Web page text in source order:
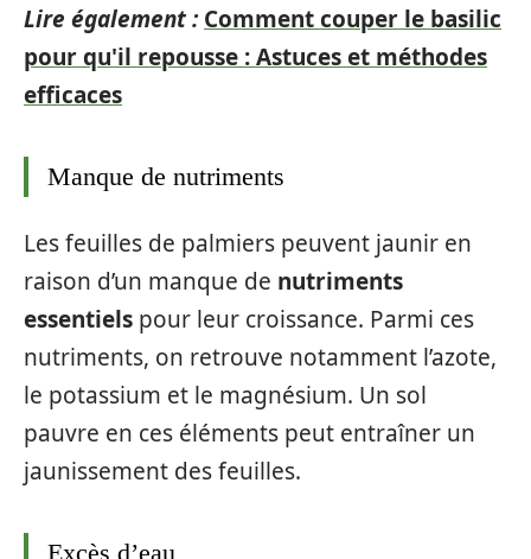
Lire également : Comment couper le basilic
pour qu'il repousse : Astuces et méthodes
efficaces
Manque de nutriments
Les feuilles de palmiers peuvent jaunir en
raison d’un manque de nutriments
essentiels pour leur croissance. Parmi ces
nutriments, on retrouve notamment l’azote,
le potassium et le magnésium. Un sol
pauvre en ces éléments peut entraîner un
jaunissement des feuilles.
Excès d’eau